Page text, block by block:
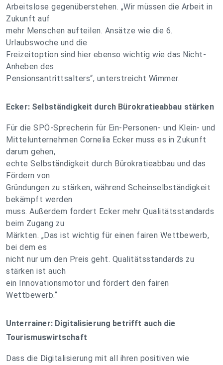
Arbeitslose gegenüberstehen. „Wir müssen die Arbeit in
Zukunft auf
mehr Menschen aufteilen. Ansätze wie die 6.
Urlaubswoche und die
Freizeitoption sind hier ebenso wichtig wie das Nicht-
Anheben des
Pensionsantrittsalters“, unterstreicht Wimmer.
Ecker: Selbständigkeit durch Bürokratieabbau stärken
Für die SPÖ-Sprecherin für Ein-Personen- und Klein- und
Mittelunternehmen Cornelia Ecker muss es in Zukunft
darum gehen,
echte Selbständigkeit durch Bürokratieabbau und das
Fördern von
Gründungen zu stärken, während Scheinselbständigkeit
bekämpft werden
muss. Außerdem fordert Ecker mehr Qualitätsstandards
beim Zugang zu
Märkten. „Das ist wichtig für einen fairen Wettbewerb,
bei dem es
nicht nur um den Preis geht. Qualitätsstandards zu
stärken ist auch
ein Innovationsmotor und fördert den fairen
Wettbewerb.“
Unterrainer: Digitalisierung betrifft auch die
Tourismuswirtschaft
Dass die Digitalisierung mit all ihren positiven wie